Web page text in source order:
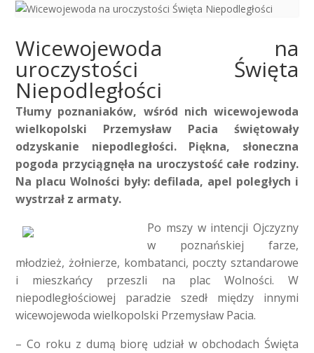
Wicewojewoda na
uroczystości Święta
Niepodległości
Tłumy poznaniaków, wśród nich wicewojewoda
wielkopolski Przemysław Pacia świętowały
odzyskanie niepodległości. Piękna, słoneczna
pogoda przyciągnęła na uroczystość całe rodziny.
Na placu Wolności były: defilada, apel poległych i
wystrzał z armaty.
Po mszy w intencji Ojczyzny
w poznańskiej farze,
młodzież, żołnierze, kombatanci, poczty sztandarowe
i mieszkańcy przeszli na plac Wolności. W
niepodległościowej paradzie szedł między innymi
wicewojewoda wielkopolski Przemysław Pacia.
– Co roku z dumą biorę udział w obchodach Święta